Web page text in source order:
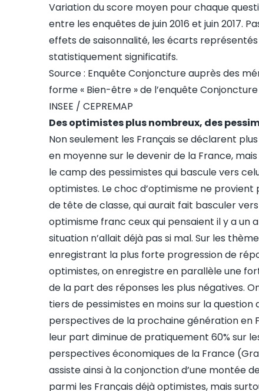
Variation du score moyen pour chaque
entre les enquêtes de juin 2016 et juin 2017.
effets de saisonnalité, les écarts
statistiquement significatifs.
Source : Enquête Conjoncture auprès des
forme « Bien-être » de l’enquête
INSEE / CEPREMAP
Des optimistes plus nombreux, des
Non seulement les Français se déclarent
en moyenne sur le devenir de la France,
le camp des pessimistes qui bascule vers
optimistes. Le choc d’optimisme ne provient
de tête de classe, qui aurait fait basculer
optimisme franc ceux qui pensaient il y a un
situation n’allait déjà pas si mal. Sur les
enregistrant la plus forte progression de
optimistes, on enregistre en parallèle une
de la part des réponses les plus négatives.
tiers de pessimistes en moins sur la question
perspectives de la prochaine génération en
leur part diminue de pratiquement 60% sur
perspectives économiques de la France
assiste ainsi à la conjonction d’une montée
parmi les Français déjà optimistes, mais